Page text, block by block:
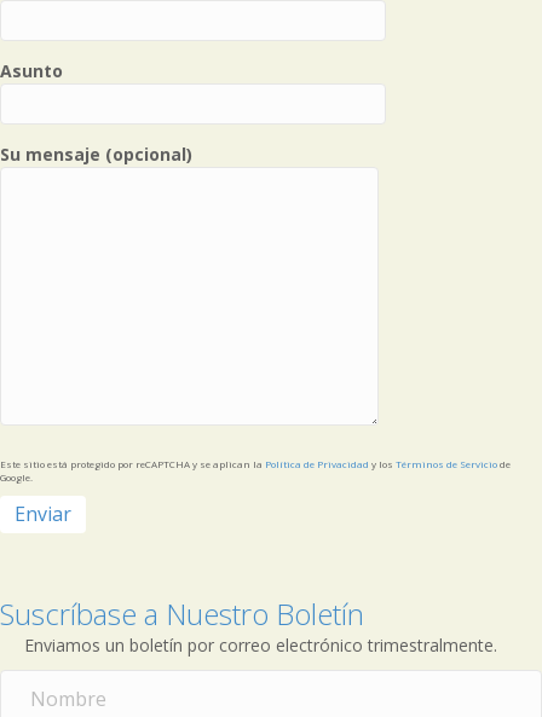
Asunto
Su mensaje (opcional)
Este sitio está protegido por reCAPTCHA y se aplican la Política de Privacidad y los Términos de Serviciode
Google.
Suscríbase a Nuestro Boletín
Enviamos un boletín por correo electrónico trimestralmente.